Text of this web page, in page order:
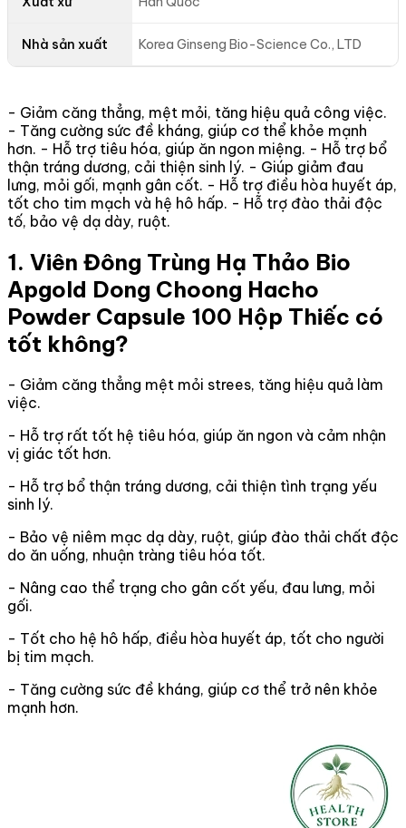
Nhà sản xuất Korea Ginseng Bio-Science Co., LTD
- Giảm căng thẳng, mệt mỏi, tăng hiệu quả công việc.
- Tăng cường sức đề kháng, giúp cơ thể khỏe mạnh
hơn. - Hỗ trợ tiêu hóa, giúp ăn ngon miệng. - Hỗ trợ bổ
thận tráng dương, cải thiện sinh lý. - Giúp giảm đau
lưng, mỏi gối, mạnh gân cốt. - Hỗ trợ điều hòa huyết áp,
tốt cho tim mạch và hệ hô hấp. - Hỗ trợ đào thải độc
tố, bảo vệ dạ dày, ruột.
1. Viên Đông Trùng Hạ Thảo Bio
Apgold Dong Choong Hacho
Powder Capsule 100 Hộp Thiếc có
tốt không?
- Giảm căng thẳng mệt mỏi strees, tăng hiệu quả làm
việc.
- Hỗ trợ rất tốt hệ tiêu hóa, giúp ăn ngon và cảm nhận
vị giác tốt hơn.
- Hỗ trợ bổ thận tráng dương, cải thiện tình trạng yếu
sinh lý.
- Bảo vệ niêm mạc dạ dày, ruột, giúp đào thải chất độc
do ăn uống, nhuận tràng tiêu hóa tốt.
- Nâng cao thể trạng cho gân cốt yếu, đau lưng, mỏi
gối.
- Tốt cho hệ hô hấp, điều hòa huyết áp, tốt cho người
bị tim mạch.
- Tăng cường sức đề kháng, giúp cơ thể trở nên khỏe
mạnh hơn.